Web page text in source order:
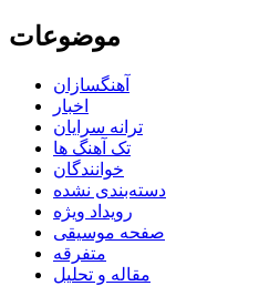
موضوعات
آهنگسازان
اخبار
ترانه سرایان
تک آهنگ ها
خوانندگان
دسته‌بندی نشده
رویداد ویژه
صفحه موسیقی
متفرقه
مقاله و تحلیل